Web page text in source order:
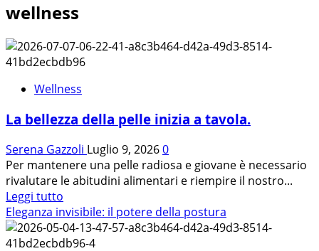
wellness
Wellness
La bellezza della pelle inizia a tavola.
Serena Gazzoli Luglio 9, 20260
Per mantenere una pelle radiosa e giovane è necessario
rivalutare le abitudini alimentari e riempire il nostro...
Leggi tutto
di
più
su
Eleganza invisibile: il potere della postura